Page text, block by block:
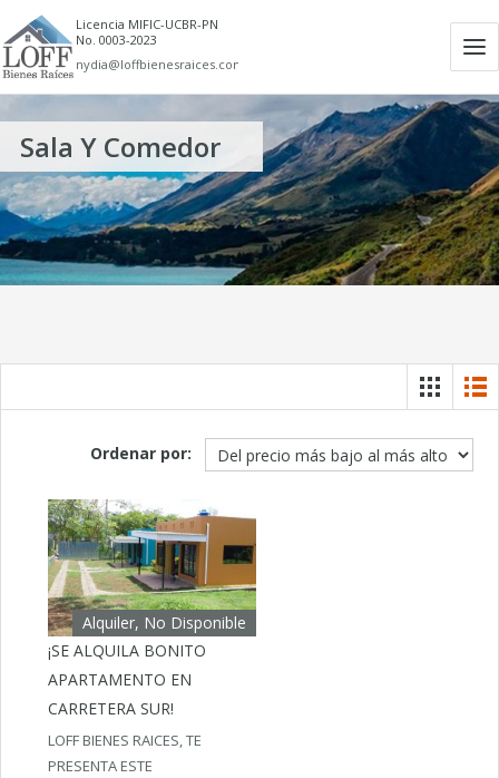
Licencia MIFIC-UCBR-PN
No. 0003-2023
nydia@loffbienesraices.com
Sala Y Comedor
Ordenar por:
Alquiler, No Disponible
¡SE ALQUILA BONITO
APARTAMENTO EN
CARRETERA SUR!
LOFF BIENES RAICES, TE
PRESENTA ESTE